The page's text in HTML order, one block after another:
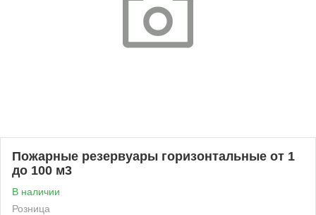
Пожарные резервуары горизонтальные от 1
до 100 м3
В наличии
Розница